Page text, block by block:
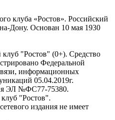
клуба «Ростов». Российский
Дону. Основан 10 мая 1930
"Ростов" (0+). Средство
Федеральной
информационных
05.04.2019г.
ЭЛ №ФС77-75380.
"Ростов".
издания не имеет